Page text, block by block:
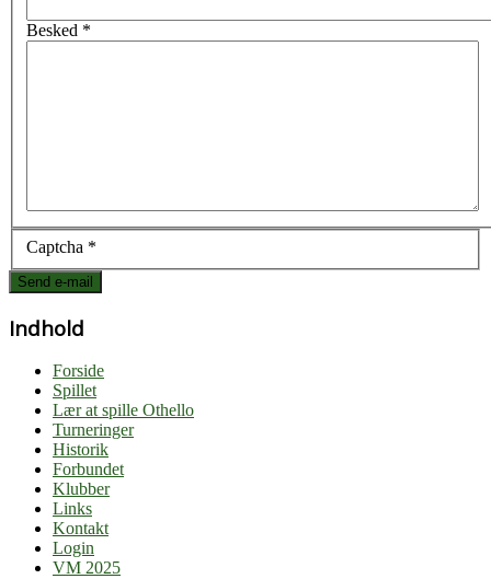
Besked *
Captcha *
Send e-mail
Indhold
Forside
Spillet
Lær at spille Othello
Turneringer
Historik
Forbundet
Klubber
Links
Kontakt
Login
VM 2025